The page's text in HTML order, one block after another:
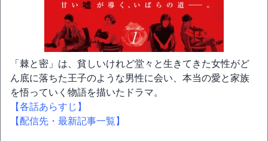
「棘と密」は、貧しいけれど堂々と生きてきた女性がど
ん底に落ちた王子のような男性に会い、本当の愛と家族
を悟っていく物語を描いたドラマ。
【各話あらすじ】
【配信先・最新記事一覧】